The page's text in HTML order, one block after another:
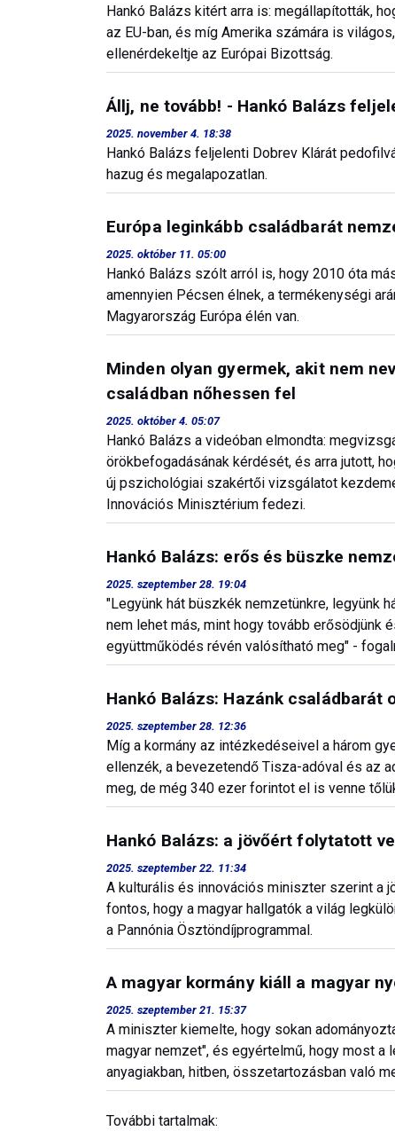
Hankó Balázs kitért arra is: megállapították,
az EU-ban, és míg Amerika számára is
ellenérdekeltje az Európai Bizottság.
Állj, ne tovább! - Hankó Balázs
2025. november 4. 18:38
Hankó Balázs feljelenti Dobrev Klárát
hazug és megalapozatlan.
Európa leginkább családbarát
2025. október 11. 05:00
Hankó Balázs szólt arról is, hogy 2010 óta
amennyien Pécsen élnek, a termékenységi
Magyarország Európa élén van.
Minden olyan gyermek, akit nem
családban nőhessen fel
2025. október 4. 05:07
Hankó Balázs a videóban elmondta:
örökbefogadásának kérdését, és arra jutott,
új pszichológiai szakértői vizsgálatot
Innovációs Minisztérium fedezi.
Hankó Balázs: erős és büszke
2025. szeptember 28. 19:04
"Legyünk hát büszkék nemzetünkre, legyünk
nem lehet más, mint hogy tovább erősödjünk
együttműködés révén valósítható meg" -
Hankó Balázs: Hazánk családbarát
2025. szeptember 28. 12:36
Míg a kormány az intézkedéseivel a három
ellenzék, a bevezetendő Tisza-adóval és az
meg, de még 340 ezer forintot el is venne
Hankó Balázs: a jövőért folytatott
2025. szeptember 22. 11:34
A kulturális és innovációs miniszter szerint a
fontos, hogy a magyar hallgatók a világ
a Pannónia Ösztöndíjprogrammal.
A magyar kormány kiáll a magyar
2025. szeptember 21. 15:37
A miniszter kiemelte, hogy sokan
magyar nemzet", és egyértelmű, hogy most a
anyagiakban, hitben, összetartozásban való
További tartalmak: